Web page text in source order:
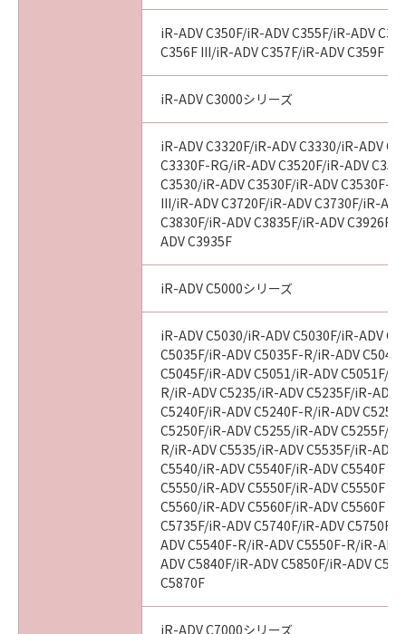
iR-ADV C350F/iR-ADV C355F/iR-ADV
C356F III/iR-ADV C357F/iR-ADV C359F
iR-ADV C3000シリーズ
iR-ADV C3320F/iR-ADV C3330/iR-ADV
C3330F-RG/iR-ADV C3520F/iR-ADV
C3530/iR-ADV C3530F/iR-ADV C3530F-
III/iR-ADV C3720F/iR-ADV C3730F/iR-
C3830F/iR-ADV C3835F/iR-ADV C3926F/
ADV C3935F
iR-ADV C5000シリーズ
iR-ADV C5030/iR-ADV C5030F/iR-ADV
C5035F/iR-ADV C5035F-R/iR-ADV
C5045F/iR-ADV C5051/iR-ADV C5051F/
R/iR-ADV C5235/iR-ADV C5235F/iR-ADV
C5240F/iR-ADV C5240F-R/iR-ADV
C5250F/iR-ADV C5255/iR-ADV C5255F/
R/iR-ADV C5535/iR-ADV C5535F/iR-ADV
C5540/iR-ADV C5540F/iR-ADV C5540F
C5550/iR-ADV C5550F/iR-ADV C5550F
C5560/iR-ADV C5560F/iR-ADV C5560F
C5735F/iR-ADV C5740F/iR-ADV C5750F/
ADV C5540F-R/iR-ADV C5550F-R/iR-
ADV C5840F/iR-ADV C5850F/iR-ADV
C5870F
iR-ADV C7000シリーズ